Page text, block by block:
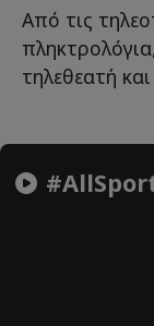
Από τις
τηλεθεατή